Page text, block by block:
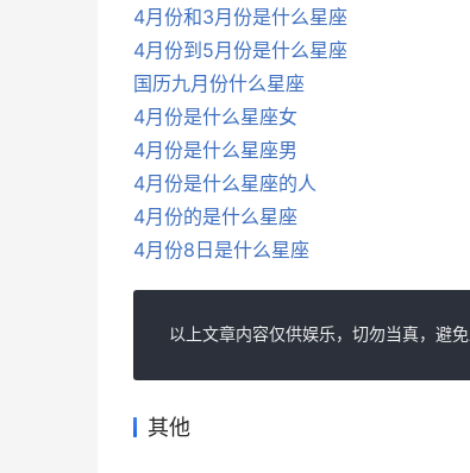
4月份和3月份是什么星座
4月份到5月份是什么星座
国历九月份什么星座
4月份是什么星座女
4月份是什么星座男
4月份是什么星座的人
4月份的是什么星座
4月份8日是什么星座
以上文章内容仅供娱乐，切勿当真，避
其他